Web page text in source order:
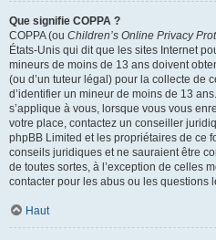
Que signifie COPPA ?
COPPA (ou Children’s Online Privacy
États-Unis qui dit que les sites Internet
mineurs de moins de 13 ans doivent
(ou d’un tuteur légal) pour la collecte de
d’identifier un mineur de moins de 13
s’applique à vous, lorsque vous vous
votre place, contactez un conseiller
phpBB Limited et les propriétaires de ce
conseils juridiques et ne sauraient être
de toutes sortes, à l’exception de celles
contacter pour les abus ou les questions
Haut